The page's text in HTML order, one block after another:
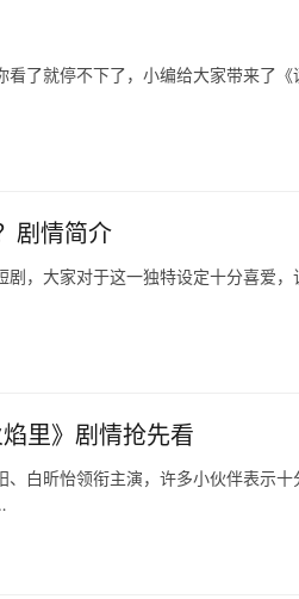
了就停不下了，小编给大家带来了
剧情简介
，大家对于这一独特设定十分喜爱
里》剧情抢先看
白昕怡领衔主演，许多小伙伴表示